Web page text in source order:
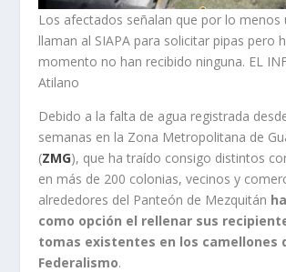
Los afectados señalan que por lo menos
llaman al SIAPA para solicitar pipas pero
momento no han recibido ninguna. EL
Atilano
Debido a la falta de agua registrada
semanas en la Zona Metropolitana de
(ZMG), que ha traído consigo distintos
en más de 200 colonias, vecinos y
alrededores del Panteón de Mezquitán
como opción el rellenar sus
tomas existentes en los camellones
Federalismo.